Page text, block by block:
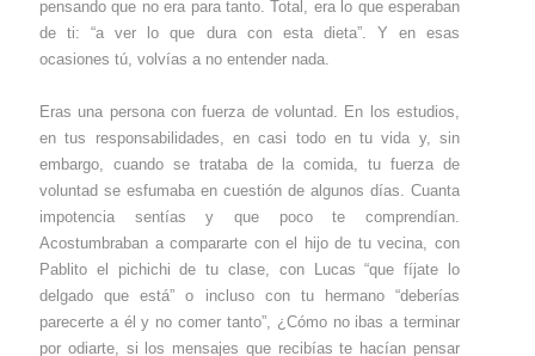
pensando que no era para tanto. Total, era lo que esperaban
de ti: “a ver lo que dura con esta dieta”. Y en esas
ocasiones tú, volvías a no entender nada.
Eras una persona con fuerza de voluntad. En los estudios,
en tus responsabilidades, en casi todo en tu vida y, sin
embargo, cuando se trataba de la comida, tu fuerza de
voluntad se esfumaba en cuestión de algunos días. Cuanta
impotencia sentías y que poco te comprendían.
Acostumbraban a compararte con el hijo de tu vecina, con
Pablito el pichichi de tu clase, con Lucas “que fíjate lo
delgado que está” o incluso con tu hermano “deberías
parecerte a él y no comer tanto”, ¿Cómo no ibas a terminar
por odiarte, si los mensajes que recibías te hacían pensar